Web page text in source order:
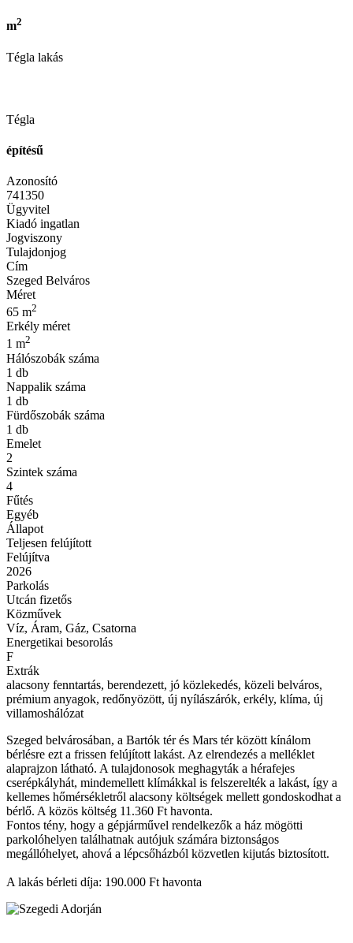
m2
Tégla lakás
Tégla
építésű
Azonosító
741350
Ügyvitel
Kiadó ingatlan
Jogviszony
Tulajdonjog
Cím
Szeged Belváros
Méret
65 m2
Erkély méret
1 m2
Hálószobák száma
1 db
Nappalik száma
1 db
Fürdőszobák száma
1 db
Emelet
2
Szintek száma
4
Fűtés
Egyéb
Állapot
Teljesen felújított
Felújítva
2026
Parkolás
Utcán fizetős
Közművek
Víz, Áram, Gáz, Csatorna
Energetikai besorolás
F
Extrák
alacsony fenntartás, berendezett, jó közlekedés, közeli belváros,
prémium anyagok, redőnyözött, új nyílászárók, erkély, klíma, új
villamoshálózat
Szeged belvárosában, a Bartók tér és Mars tér között kínálom
bérlésre ezt a frissen felújított lakást. Az elrendezés a melléklet
alaprajzon látható. A tulajdonosok meghagyták a hérafejes
cserépkályhát, mindemellett klímákkal is felszerelték a lakást, így a
kellemes hőmérsékletről alacsony költségek mellett gondoskodhat a
bérlő. A közös költség 11.360 Ft havonta.
Fontos tény, hogy a gépjárművel rendelkezők a ház mögötti
parkolóhelyen találhatnak autójuk számára biztonságos
megállóhelyet, ahová a lépcsőházból közvetlen kijutás biztosított.
A lakás bérleti díja: 190.000 Ft havonta